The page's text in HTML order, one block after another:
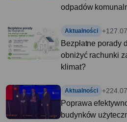
odpadów
Aktualności +1
Bezpłatne porady
obniżyć rachunki
klimat?
Aktualności +2
Poprawa
budynków